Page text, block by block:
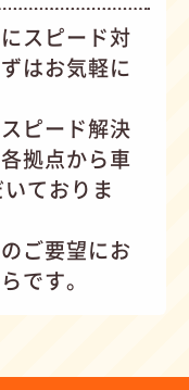
スピード対
はお気軽に
ピード解決
拠点から車
ておりま
ご要望にお
です。